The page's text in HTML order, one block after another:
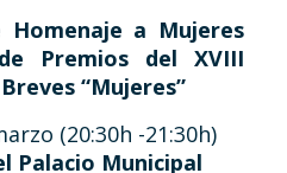
a Mujeres
Premios del XVIII
“Mujeres”
(20:30h -21:30h)
Palacio Municipal